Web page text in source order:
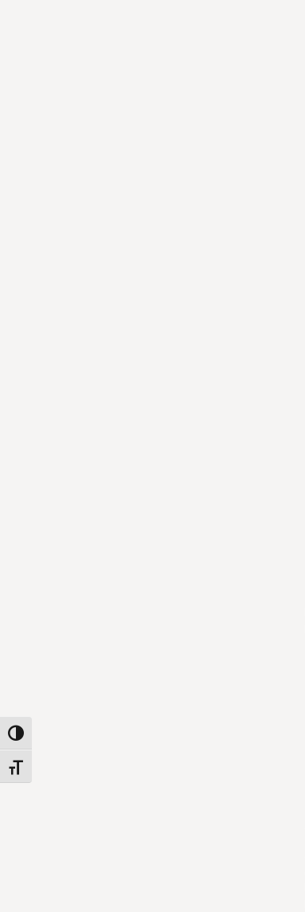
Nagy kontraszt váltása
Betűméret váltása